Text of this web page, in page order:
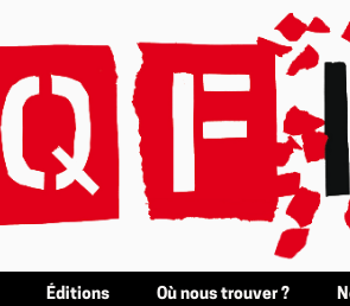
Éditions Où nous trouver ?